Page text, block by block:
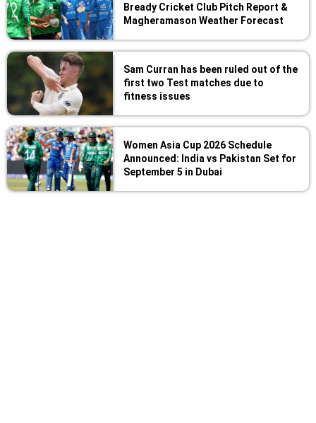
Bready Cricket Club Pitch Report &
Magheramason Weather Forecast
Sam Curran has been ruled out of the
first two Test matches due to
fitness issues
Women Asia Cup 2026 Schedule
Announced: India vs Pakistan Set for
September 5 in Dubai